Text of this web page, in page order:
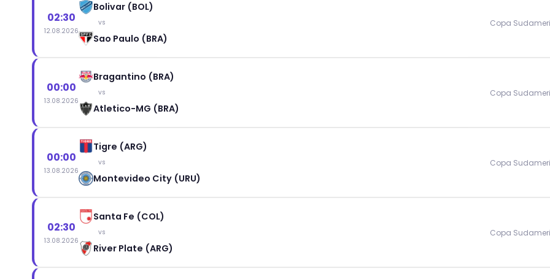
02:30
12.08.2026
Bolivar (BOL)
vs
Sao Paulo (BRA)
Copa
00:00
13.08.2026
Bragantino (BRA)
vs
Atletico-MG (BRA)
Copa
00:00
13.08.2026
Tigre (ARG)
vs
Montevideo City (URU)
Copa
02:30
13.08.2026
Santa Fe (COL)
vs
River Plate (ARG)
Copa